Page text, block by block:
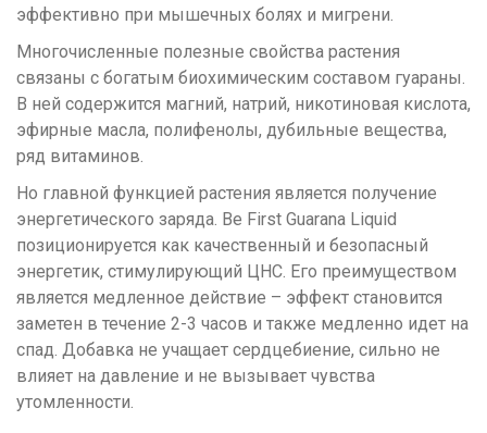
эффективно при мышечных болях и мигрени.
Многочисленные полезные свойства растения
связаны с богатым биохимическим составом гуараны.
В ней содержится магний, натрий, никотиновая кислота,
эфирные масла, полифенолы, дубильные вещества,
ряд витаминов.
Но главной функцией растения является получение
энергетического заряда. Be First Guarana Liquid
позиционируется как качественный и безопасный
энергетик, стимулирующий ЦНС. Его преимуществом
является медленное действие – эффект становится
заметен в течение 2-3 часов и также медленно идет на
спад. Добавка не учащает сердцебиение, сильно не
влияет на давление и не вызывает чувства
утомленности.